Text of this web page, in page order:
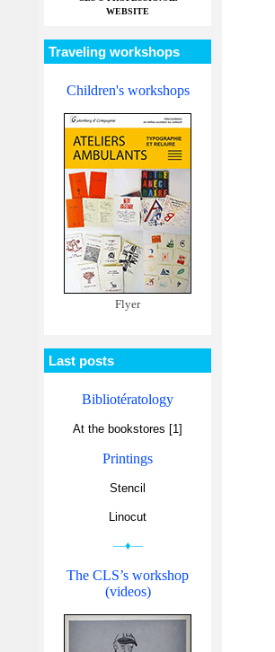
WEBSITE
Traveling workshops
Children's workshops
Flyer
Last posts
Bibliotératology
At the bookstores [1]
Printings
Stencil
Linocut
—♦—
The CLS’s workshop
(videos)